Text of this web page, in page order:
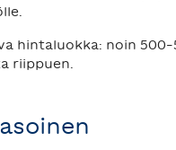
hintaluokka: noin
riippuen.